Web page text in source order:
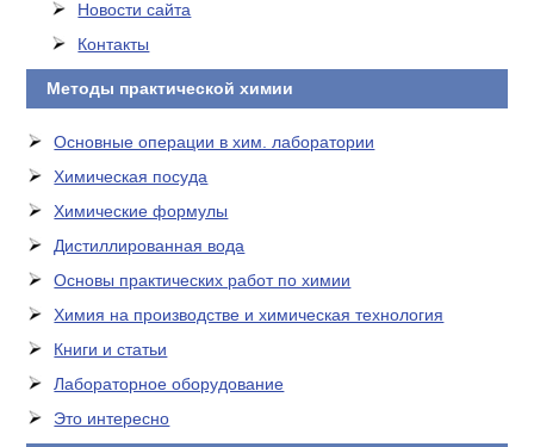
Новости сайта
Контакты
Методы практической химии
Основные операции в хим. лаборатории
Химическая посуда
Химические формулы
Дистиллированная вода
Основы практических работ по химии
Химия на производстве и химическая технология
Книги и статьи
Лабораторное оборудование
Это интересно